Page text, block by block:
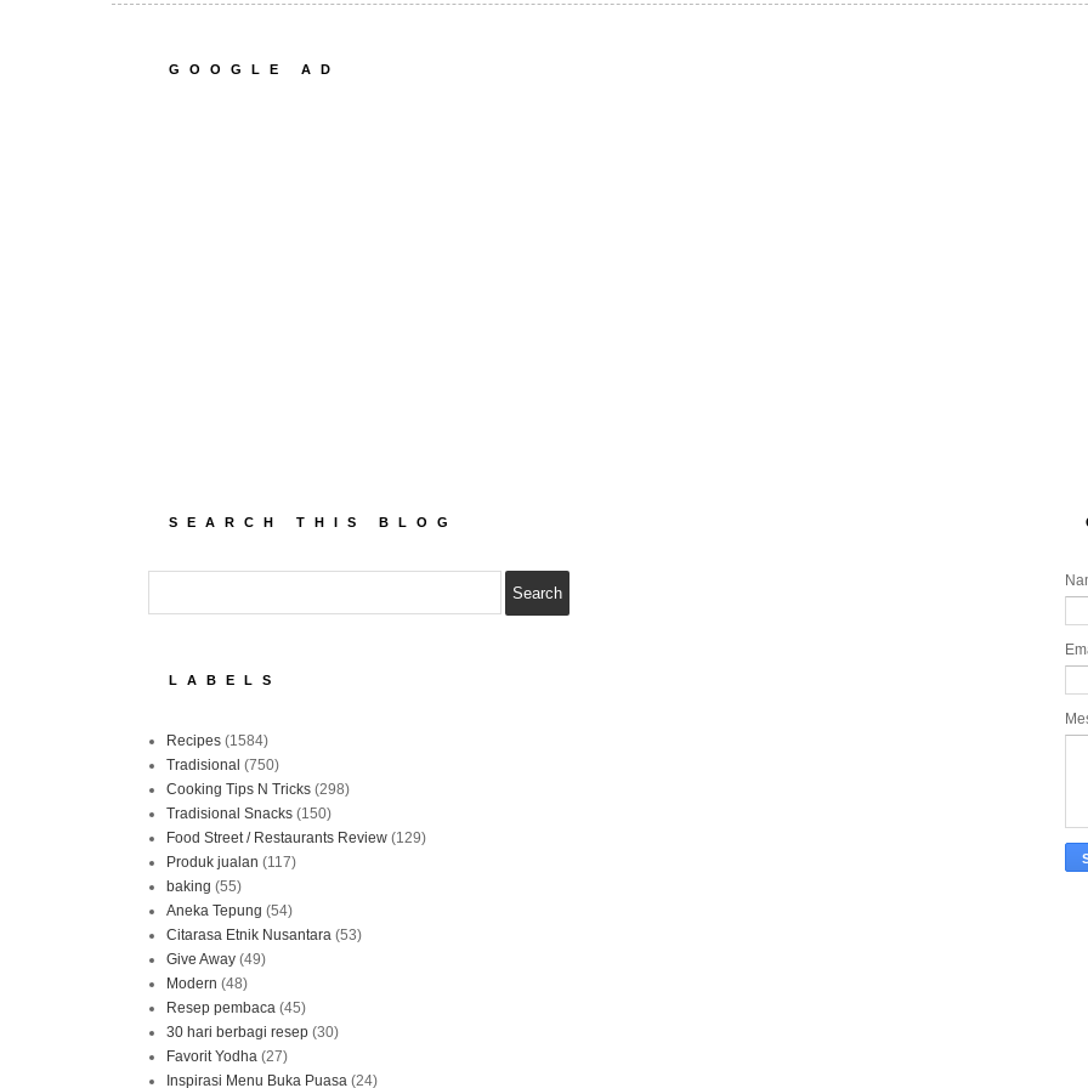
GOOGLE AD
SEARCH THIS BLOG
LABELS
Recipes (1584)
Tradisional (750)
Cooking Tips N Tricks (298)
Tradisional Snacks (150)
Food Street / Restaurants Review (129)
Produk jualan (117)
baking (55)
Aneka Tepung (54)
Citarasa Etnik Nusantara (53)
Give Away (49)
Modern (48)
Resep pembaca (45)
30 hari berbagi resep (30)
Favorit Yodha (27)
Inspirasi Menu Buka Puasa (24)